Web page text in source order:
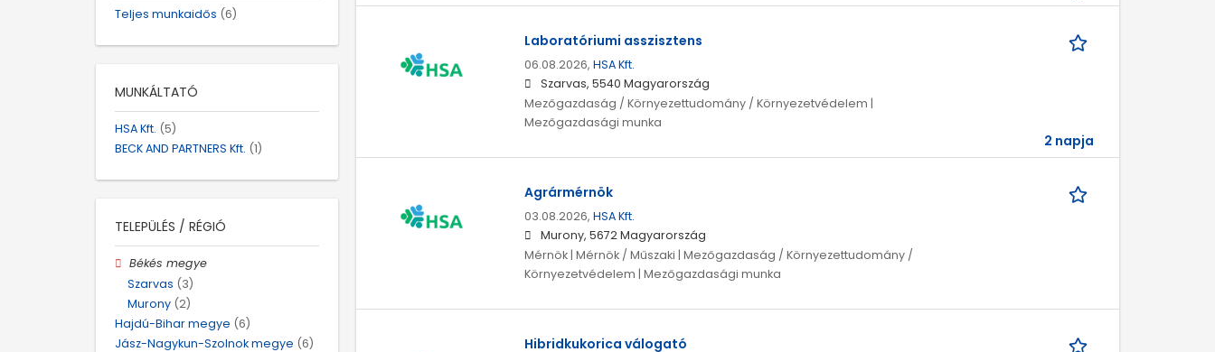
Laboratóriumi asszisztens
06.08.2026, HSA Kft.
Szarvas, 5540 Magyarország
Mezőgazdaság / Környezettudomány / Környezetvédelem |
Mezőgazdasági munka
2 napja
Agrármérnök
03.08.2026, HSA Kft.
Murony, 5672 Magyarország
Mérnök | Mérnök / Műszaki | Mezőgazdaság / Környezettudomány /
Környezetvédelem | Mezőgazdasági munka
Hibridkukorica válogató
Teljes munkaidős (6)
MUNKÁLTATÓ
HSA Kft. (5)
BECK AND PARTNERS Kft. (1)
TELEPÜLÉS / RÉGIÓ
Békés megye
Szarvas (3)
Murony (2)
Hajdú-Bihar megye (6)
Jász-Nagykun-Szolnok megye (6)